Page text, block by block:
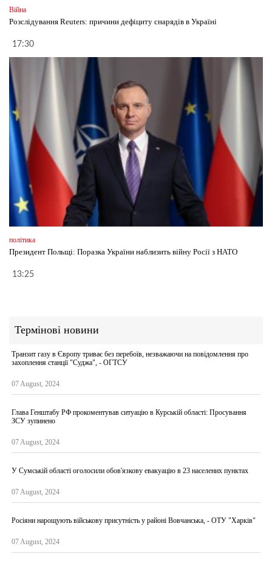
Війна
Розслідування Reuters: причини дефіциту снарядів в Україні
17:30
політика
Президент Польщі: Поразка України наблизить війну Росії з НАТО
13:25
Термінові новини
Транзит газу в Європу триває без перебоїв, незважаючи на повідомлення про
захоплення станції "Суджа", - ОГТСУ
07 August, 2024
Глава Генштабу РФ прокоментував ситуацію в Курській області: Просування
ЗСУ зупинено
07 August, 2024
У Сумській області оголосили обов'язкову евакуацію в 23 населених пунктах
07 August, 2024
Росіяни нарощують військову присутність у районі Вовчанська, - ОТУ "Харків"
07 August, 2024